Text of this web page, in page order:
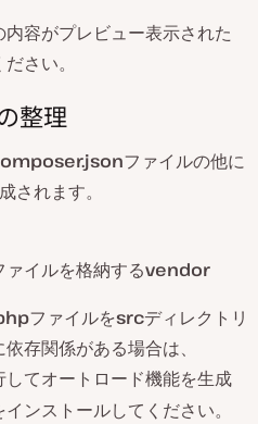
容がプレビュー表示された
さい。
整理
ファイルの他に
されます。
イルを格納するvendor
ファイルをsrcディレクトリ
存関係がある場合は、
してオートロード機能を生成
ンストールしてください。